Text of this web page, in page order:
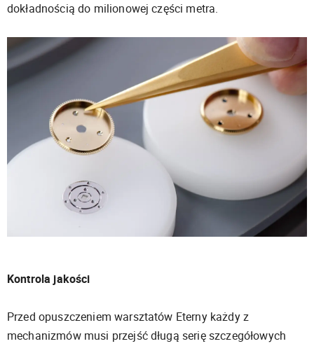
dokładnością do milionowej części metra.
Kontrola jakości
Przed opuszczeniem warsztatów Eterny każdy z
mechanizmów musi przejść długą serię szczegółowych